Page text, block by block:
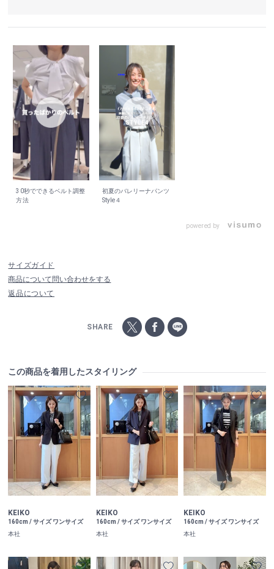
30秒でできるベルト調整
方法
初夏のバレリーナパンツ
Style４
powered by
サイズガイド
商品について問い合わせをする
返品について
SHARE
この商品を着用したスタイリング
KEIKO
160cm / サイズ ワンサイズ
本社
KEIKO
160cm / サイズ ワンサイズ
本社
KEIKO
160cm / サイズ ワンサイズ
本社